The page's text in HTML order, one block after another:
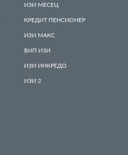
ИЗИ МЕСЕЦ
КРЕДИТ ПЕНСИОНЕР
ИЗИ МАКС
ВИП ИЗИ
ИЗИ ИНКРЕДО
ИЗИ 2